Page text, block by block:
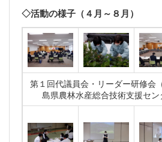
◇活動の様子（４月～８月）
第１回代議員会・リーダー研修
島県農林水産総合技術支援セ